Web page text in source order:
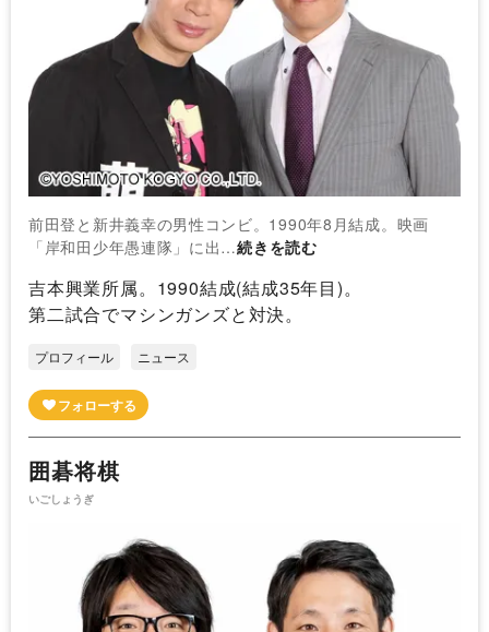
前田登と新井義幸の男性コンビ。1990年8月結成。映画
「岸和田少年愚連隊」に出…続きを読む
吉本興業所属。1990結成(結成35年目)。
第二試合でマシンガンズと対決。
プロフィール ニュース
囲碁将棋
いごしょうぎ